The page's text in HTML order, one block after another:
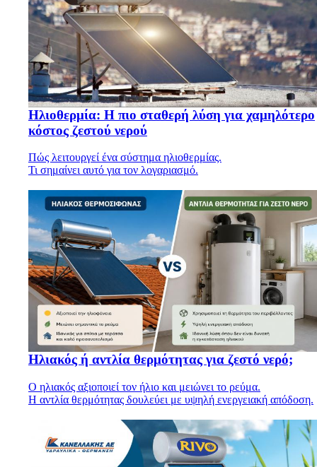
Ηλιοθερμία: Η πιο σταθερή λύση για χαμηλότερο
κόστος ζεστού νερού
Πώς λειτουργεί ένα σύστημα ηλιοθερμίας.
Τι σημαίνει αυτό για τον λογαριασμό.
Ηλιακός ή αντλία θερμότητας για ζεστό νερό;
Ο ηλιακός αξιοποιεί τον ήλιο και μειώνει το ρεύμα.
Η αντλία θερμότητας δουλεύει με υψηλή ενεργειακή απόδοση.